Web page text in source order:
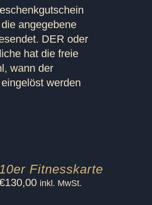
angegebene
DER oder
hat die freie
wann der
werden
Fitnesskarte
130,00 inkl. MwSt.